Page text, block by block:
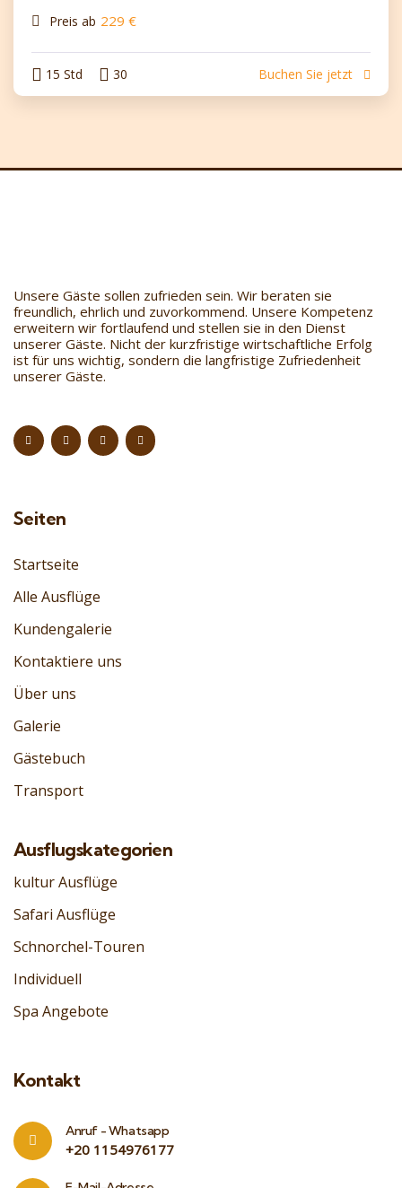
Preis ab 229 €
15 Std 30 Buchen Sie jetzt
Unsere Gäste sollen zufrieden sein. Wir beraten sie
freundlich, ehrlich und zuvorkommend. Unsere Kompetenz
erweitern wir fortlaufend und stellen sie in den Dienst
unserer Gäste. Nicht der kurzfristige wirtschaftliche Erfolg
ist für uns wichtig, sondern die langfristige Zufriedenheit
unserer Gäste.
Seiten
Startseite
Alle Ausflüge
Kundengalerie
Kontaktiere uns
Über uns
Galerie
Gästebuch
Transport
Ausflugskategorien
kultur Ausflüge
Safari Ausflüge
Schnorchel-Touren
Individuell
Spa Angebote
Kontakt
Anruf - Whatsapp
‎+20 1154976177